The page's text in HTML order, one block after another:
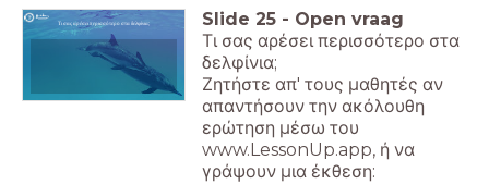
Τι σας αρέσει περισσότερο στα δελφίνια; Slide 25 - Open vraag
Τι σας αρέσει περισσότερο στα
δελφίνια;
Ζητήστε απ' τους μαθητές αν
απαντήσουν την ακόλουθη
ερώτηση μέσω του
www.LessonUp.app, ή να
γράψουν μια έκθεση: